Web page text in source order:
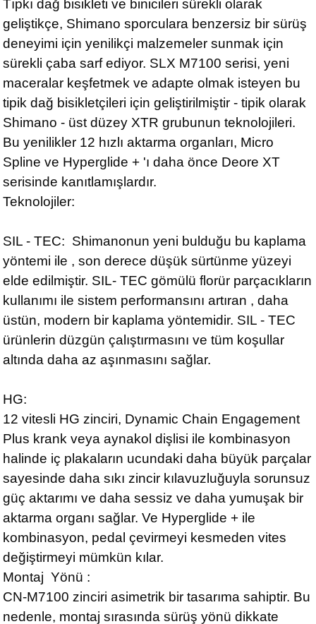
Tıpkı dağ bisikleti ve binicileri sürekli olarak
geliştikçe, Shimano sporculara benzersiz bir sürüş
deneyimi için yenilikçi malzemeler sunmak için
sürekli çaba sarf ediyor. SLX M7100 serisi, yeni
maceralar keşfetmek ve adapte olmak isteyen bu
tipik dağ bisikletçileri için geliştirilmiştir - tipik olarak
Shimano - üst düzey XTR grubunun teknolojileri.
Bu yenilikler 12 hızlı aktarma organları, Micro
Spline ve Hyperglide + 'ı daha önce Deore XT
serisinde kanıtlamışlardır.
Teknolojiler:
SIL - TEC: Shimanonun yeni bulduğu bu kaplama
yöntemi ile , son derece düşük sürtünme yüzeyi
elde edilmiştir. SIL- TEC gömülü florür parçacıkların
kullanımı ile sistem performansını artıran , daha
üstün, modern bir kaplama yöntemidir. SIL - TEC
ürünlerin düzgün çalıştırmasını ve tüm koşullar
altında daha az aşınmasını sağlar.
HG:
12 vitesli HG zinciri, Dynamic Chain Engagement
Plus krank veya aynakol dişlisi ile kombinasyon
halinde iç plakaların ucundaki daha büyük parçalar
sayesinde daha sıkı zincir kılavuzluğuyla sorunsuz
güç aktarımı ve daha sessiz ve daha yumuşak bir
aktarma organı sağlar. Ve Hyperglide + ile
kombinasyon, pedal çevirmeyi kesmeden vites
değiştirmeyi mümkün kılar.
Montaj Yönü :
CN-M7100 zinciri asimetrik bir tasarıma sahiptir. Bu
nedenle, montaj sırasında sürüş yönü dikkate